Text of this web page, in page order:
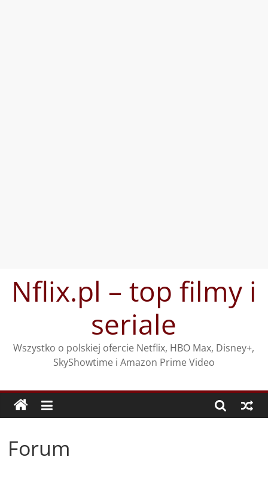
treściNflix.pl – top filmy i
seriale
Wszystko o polskiej ofercie Netflix, HBO Max, Disney+,
SkyShowtime i Amazon Prime Video
Forum